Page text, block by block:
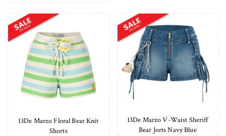
13De Marzo Floral Bear Knit
Shorts
13De Marzo V-Waist Sheriff
Bear Jorts Navy Blue